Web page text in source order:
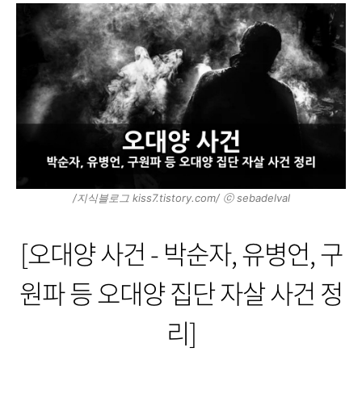
/지식블로그 kiss7.tistory.com/ ⓒ sebadelval
[오대양 사건 - 박순자, 유병언, 구
원파 등 오대양 집단 자살 사건 정
리]